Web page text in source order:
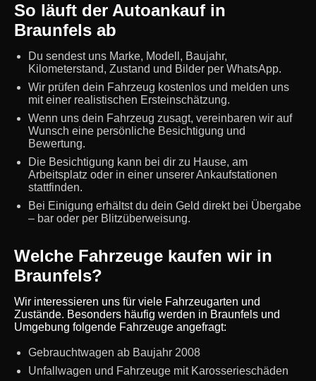
So läuft der Autoankauf in
Braunfels ab
Du sendest uns Marke, Modell, Baujahr,
Kilometerstand, Zustand und Bilder per WhatsApp.
Wir prüfen dein Fahrzeug kostenlos und melden uns
mit einer realistischen Ersteinschätzung.
Wenn uns dein Fahrzeug zusagt, vereinbaren wir auf
Wunsch eine persönliche Besichtigung und
Bewertung.
Die Besichtigung kann bei dir zu Hause, am
Arbeitsplatz oder in einer unserer Ankaufstationen
stattfinden.
Bei Einigung erhältst du dein Geld direkt bei Übergabe
– bar oder per Blitzüberweisung.
Welche Fahrzeuge kaufen wir in
Braunfels?
Wir interessieren uns für viele Fahrzeugarten und
Zustände. Besonders häufig werden in Braunfels und
Umgebung folgende Fahrzeuge angefragt:
Gebrauchtwagen ab Baujahr 2008
Unfallwagen und Fahrzeuge mit Karosserieschäden